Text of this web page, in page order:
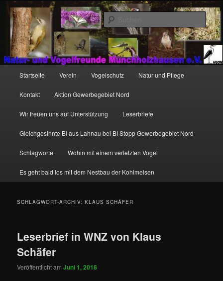
Zum
primären
Inhalt
springen
Zum
sekundären
Inhalt
springen
http://natur-und-vogelfreunde-muenchholzhausen.de/wp-
content/uploads/2017/12/cropped-HGON_logo.jpg
Startseite Verein Vogelschutz Natur und Pflege
Kontakt Aktion Gewerbegebiet Nord
Wir freuen uns auf Unterstützung Leserbriefe
Gleichgesinnte BI aus Lahnau bei BI Stopp Gewerbegebiet Nord
Schlagworte Wohin mit einem verletzten Vogel
Es geht bald los mit dem Nestbau der Kohlmeisen
SCHLAGWORT-ARCHIV:KLAUS SCHÄFER
Leserbrief in WNZ von Klaus
Schäfer
Veröffentlicht amJuni 1, 2018